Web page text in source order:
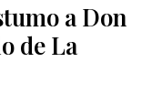
a Don
de La